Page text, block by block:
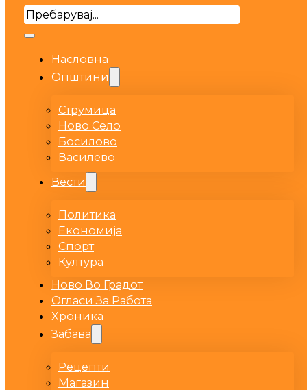
Search
Насловна
Општини
Струмица
Ново Село
Босилово
Василево
Вести
Политика
Економија
Спорт
Култура
Ново Во Градот
Огласи За Работа
Хроника
Забава
Рецепти
Магазин